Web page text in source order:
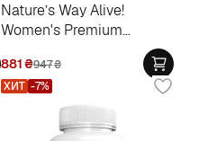
Nature’s Way Alive!
Women's Premium
Gummies Multivitamin
881₴947₴
ХИТ -7%